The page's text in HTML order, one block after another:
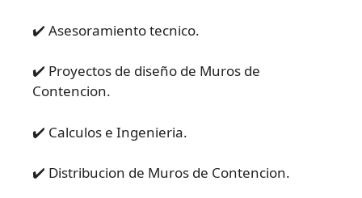
✔️ Asesoramiento tecnico.
✔️ Proyectos de diseño de Muros de
Contencion.
✔️ Calculos e Ingenieria.
✔️ Distribucion de Muros de Contencion.